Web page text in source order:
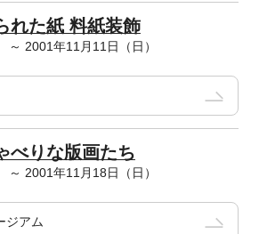
れた紙 料紙装飾
～ 2001年11月11日（日）
べりな版画たち
～ 2001年11月18日（日）
ジアム